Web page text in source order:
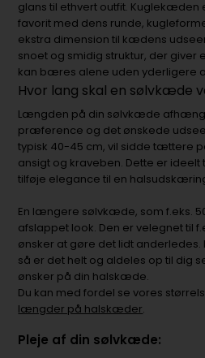
glans til ethvert outfit. Kuglekæden
favorit med dens runde,
ekstra dimension til kædens
snoet og smidig struktur, der giver
kan bæres alene uden yderligere
Hvor lang skal en sølvkæde
Længden på din sølvkæde
præference og det ønskede
typisk 40-45 cm, vil sidde tættere
ansigt og kraveben. Dette er
tilføje elegance til en
En længere sølvkæde, som f.eks.
afslappet look. Den er velegnet til
ønsker at gøre det lidt anderledes.
så er det helt og aldeles op til dig
ønsker på din halskæde.
Du kan med fordel se vores
længder på halskæder.
Pleje af din sølvkæde: